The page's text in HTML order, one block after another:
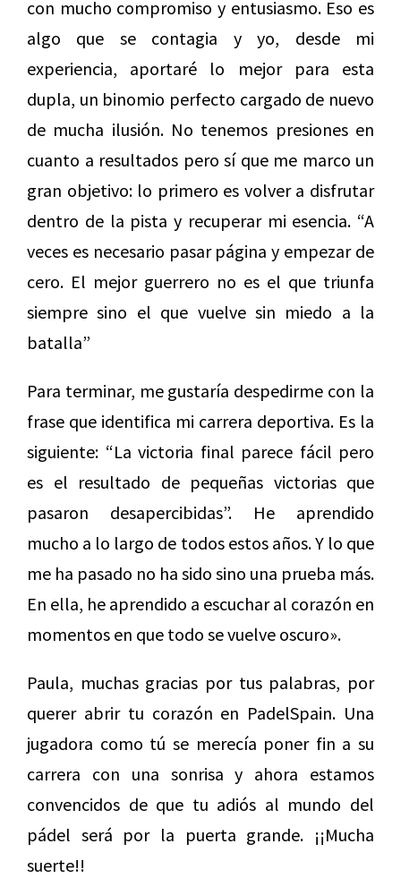
con mucho compromiso y entusiasmo. Eso es
algo que se contagia y yo, desde mi
experiencia, aportaré lo mejor para esta
dupla, un binomio perfecto cargado de nuevo
de mucha ilusión. No tenemos presiones en
cuanto a resultados pero sí que me marco un
gran objetivo: lo primero es volver a disfrutar
dentro de la pista y recuperar mi esencia. “A
veces es necesario pasar página y empezar de
cero. El mejor guerrero no es el que triunfa
siempre sino el que vuelve sin miedo a la
batalla”
Para terminar, me gustaría despedirme con la
frase que identifica mi carrera deportiva. Es la
siguiente: “La victoria final parece fácil pero
es el resultado de pequeñas victorias que
pasaron desapercibidas”. He aprendido
mucho a lo largo de todos estos años. Y lo que
me ha pasado no ha sido sino una prueba más.
En ella, he aprendido a escuchar al corazón en
momentos en que todo se vuelve oscuro».
Paula, muchas gracias por tus palabras, por
querer abrir tu corazón en PadelSpain. Una
jugadora como tú se merecía poner fin a su
carrera con una sonrisa y ahora estamos
convencidos de que tu adiós al mundo del
pádel será por la puerta grande. ¡¡Mucha
suerte!!